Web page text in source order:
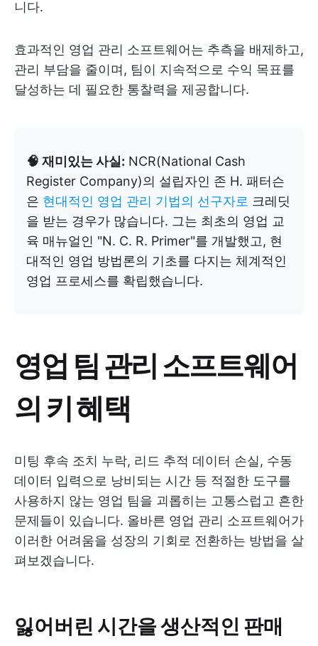
니다.
효과적인 영업 관리 소프트웨어는 추측을 배제하고,
관리 부담을 줄이며, 팀이 지속적으로 수익 목표를
달성하는 데 필요한 통찰력을 제공합니다.
🧠 재미있는 사실: NCR(National Cash
Register Company)의 설립자인 존 H. 패터슨
은 현대적인 영업 관리 기법의 선구자로 크레딧
을 받는 경우가 많습니다. 그는 최초의 영업 교
육 매뉴얼인 "N. C. R. Primer"를 개발했고, 현
대적인 영업 방법론의 기초를 다지는 체계적인
영업 프로세스를 확립했습니다.
영업 팀 관리 소프트웨어
의 키 혜택
미팅 후속 조치 누락, 리드 추적 데이터 손실, 수동
데이터 입력으로 낭비되는 시간 등 적절한 도구를
사용하지 않는 영업 팀을 괴롭히는 고통스럽고 흔한
문제들이 있습니다. 올바른 영업 관리 소프트웨어가
이러한 어려움을 성장의 기회로 전환하는 방법을 살
펴보겠습니다.
잃어버린 시간을 생산적인 판매